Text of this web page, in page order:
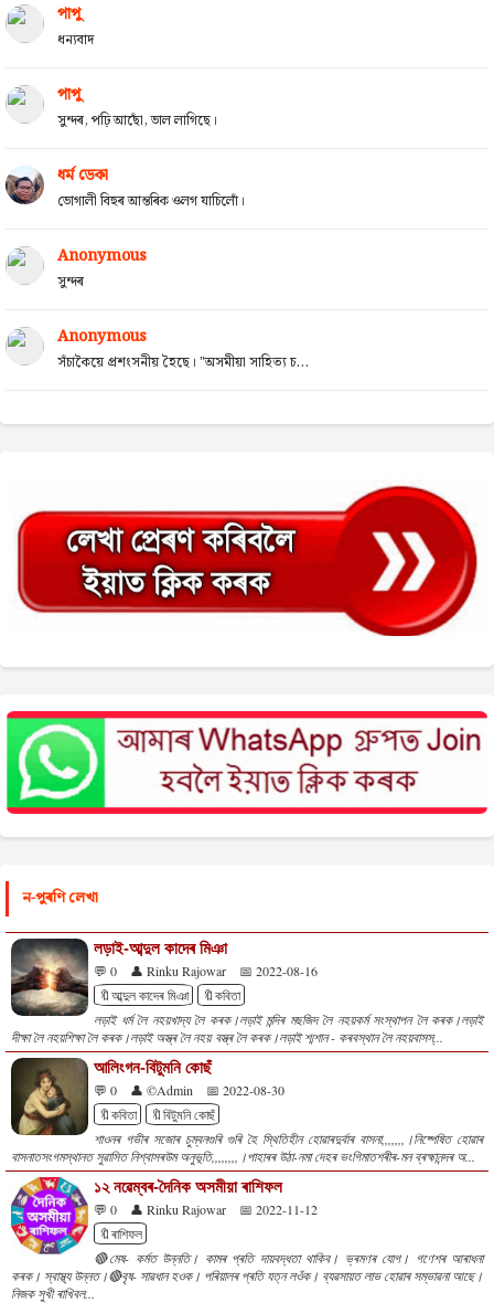
পাপু
ধন্যবাদ
পাপু
সুন্দৰ, পঢ়ি আছোঁ, ভাল লাগিছে।
ধৰ্ম ডেকা
ভোগালী বিহুৰ আন্তৰিক ওলগ যাচিলোঁ।
Anonymous
সুন্দৰ
Anonymous
সঁচাকৈয়ে প্ৰশংসনীয় হৈছে। "অসমীয়া সাহিত্য চ...
ন-পুৰণি লেখা
লড়াই-আব্দুল কাদেৰ মিঞা
💬 0 👤 Rinku Rajowar
📅 2022-08-16
🔖আব্দুল কাদেৰ মিঞা
🔖কবিতা
লড়াই ধৰ্ম লৈ নহয়খাদ্য লৈ কৰক।লড়াই মন্দিৰ মছজিদ লৈ নহয়কৰ্ম সংস্থাপন লৈ কৰক।লড়াই
দীক্ষা লৈ নহয়শিক্ষা লৈ কৰক।লড়াই অস্ত্ৰ লৈ নহয় বস্ত্ৰ লৈ কৰক।লড়াই শ্মশান - কৰবস্থান লৈ নহয়বাসস্...
আলিংগন-বিটুমনি কোছঁ
💬 0 👤 ©Admin
📅 2022-08-30
🔖কবিতা
🔖বিটুমনি কোছঁ
শাওনৰ গভীৰ সজোৰ চুম্বনগুৰি গুৰি হৈ স্থিতিহীন হোৱাৰদুৰ্বাৰ বাসনা,,,,,,,।নিষ্পেষিত হোৱাৰ
বাসনাতসংগমস্থানত সুৱাসিত নিশ্বাসৰউম অনুভূতি,,,,,,,,।পাহাৰৰ উঠা-নমা দেহৰ ভংগিমাতশৰীৰ-মন ব্ৰহ্মানন্দৰ অ...
১২ নৱেম্বৰ-দৈনিক অসমীয়া ৰাশিফল
💬 0 👤 Rinku Rajowar
📅 2022-11-12
🔖ৰাশিফল
🔴মেষ- কৰ্মত উন্নতি। কামৰ প্ৰতি দায়বদ্ধতা থাকিব। ভ্ৰমণৰ যোগ। গণেশৰ আৰাধনা
কৰক। স্বাস্থ্য উন্নত।🔴বৃষ- সাৱধান হওক। পৰিয়ালৰ প্ৰতি যত্ন লওঁক। ব্যৱসায়ত লাভ হোৱাৰ সম্ভাৱনা আছে।
নিজক সুখী ৰাখিবল...